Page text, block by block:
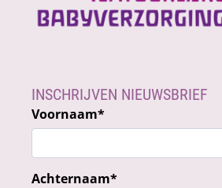
INSCHRIJVEN NIEUWSBRIEF
Voornaam*
Achternaam*